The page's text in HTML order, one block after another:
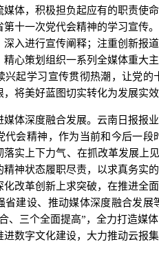
媒体，积极担负起应有的职责使
第十一次党代会精神的学习宣传
深入进行宣传阐释；注重创新报
精心策划组织一系列全媒体重大
兴起学习宣传贯彻热潮，让党
将美好蓝图切实转化为发展实效
深度融合发展。云南日报报业
代会精神，作为当前和今后一
落实上下力气、在抓改革发展上
精神状态履职尽责，以求真务实
化改革创新上求突破，在推进全
省建设、推动媒体深度融合发
、三个全面提高”，全力打造媒
数字文化建设，大力推动云报集